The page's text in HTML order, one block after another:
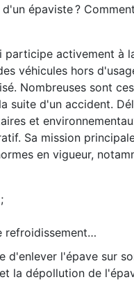
épaviste ?
participe activement à
véhicules hors
Nombreuses sont
suite d'un accident.
et
Sa mission
en vigueur,
refroidissement…
d'enlever l'épave sur
la dépollution de